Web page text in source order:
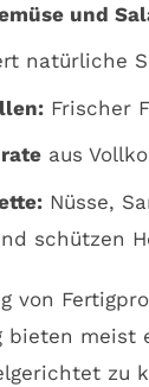
und
natürliche
Frischer
aus
Nüsse,
schützen
von
bieten meist
zu